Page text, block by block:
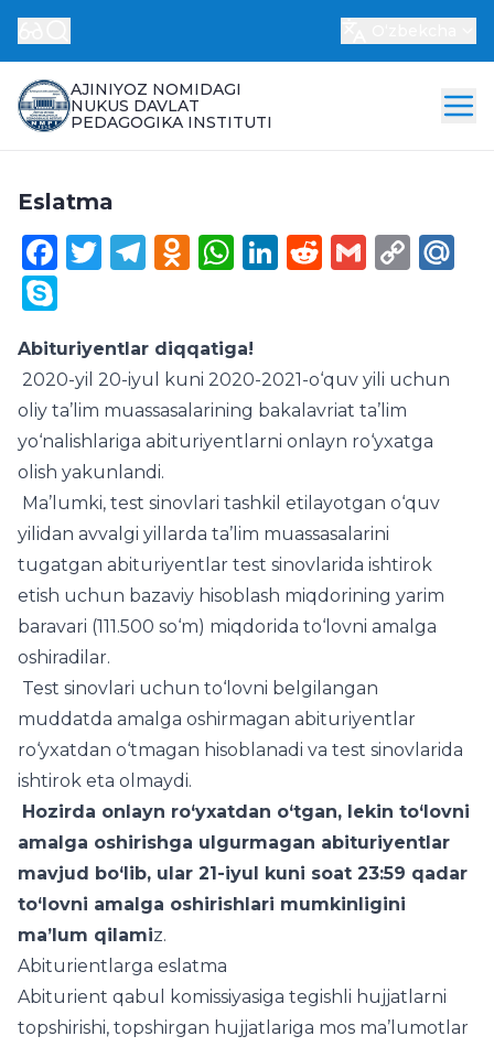
AJINIYOZ NOMIDAGI
NUKUS DAVLAT
PEDAGOGIKA INSTITUTI
Eslatma
Facebook
Twitter
Telegram
Odnoklassniki
WhatsApp
LinkedIn
Reddit
Gmail
Abituriyentlar diqqatiga!
2020-yil 20-iyul kuni 2020-2021-o‘quv yili uchun
oliy ta’lim muassasalarining bakalavriat ta’lim
yo‘nalishlariga abituriyentlarni onlayn ro‘yxatga
olish yakunlandi.
Ma’lumki, test sinovlari tashkil etilayotgan o‘quv
yilidan avvalgi yillarda ta’lim muassasalarini
tugatgan abituriyentlar test sinovlarida ishtirok
etish uchun bazaviy hisoblash miqdorining yarim
baravari (111.500 so‘m) miqdorida to‘lovni amalga
oshiradilar.
Test sinovlari uchun to‘lovni belgilangan
muddatda amalga oshirmagan abituriyentlar
ro‘yxatdan o‘tmagan hisoblanadi va test sinovlarida
ishtirok eta olmaydi.
Hozirda onlayn ro‘yxatdan o‘tgan, lekin to‘lovni
amalga oshirishga ulgurmagan abituriyentlar
mavjud bo‘lib, ular 21-iyul kuni soat 23:59 qadar
to‘lovni amalga oshirishlari mumkinligini
ma’lum qilamiz.
Abiturientlarga eslatma
Abiturient qabul komissiyasiga tegishli hujjatlarni
topshirishi, topshirgan hujjatlariga mos ma’lumotlar